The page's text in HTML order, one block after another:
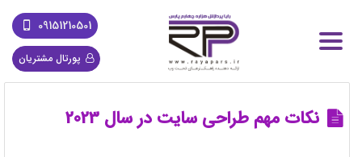
09151210501
پورتال مشتریان
نکات مهم طراحی سایت در سال 2023